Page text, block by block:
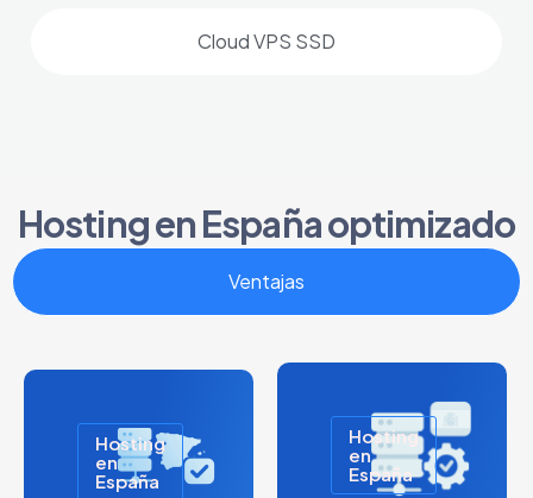
Cloud VPS SSD
Hosting en España optimizado
Ventajas
Hosting
en
España
Hosting
en
España